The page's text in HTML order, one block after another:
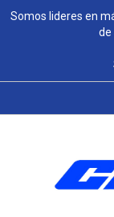
Somos lideres en
de